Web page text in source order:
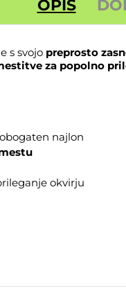
OPIS
s svojopreprosto
za popolno
najlon
okvirju